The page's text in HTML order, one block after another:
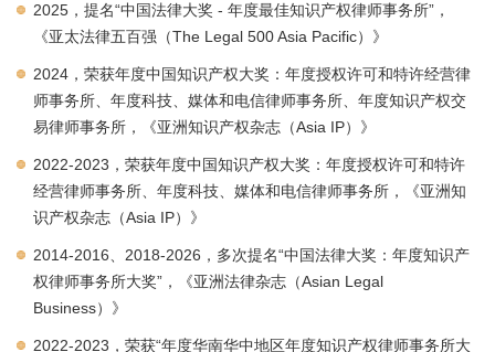
2025，提名“中国法律大奖 - 年度最佳知识产权律师事务所”，
《亚太法律五百强（The Legal 500 Asia Pacific）》
2024，荣获年度中国知识产权大奖：年度授权许可和特许经营律
师事务所、年度科技、媒体和电信律师事务所、年度知识产权交
易律师事务所，《亚洲知识产权杂志（Asia IP）》
2022-2023，荣获年度中国知识产权大奖：年度授权许可和特许
经营律师事务所、年度科技、媒体和电信律师事务所，《亚洲知
识产权杂志（Asia IP）》
2014-2016、2018-2026，多次提名“中国法律大奖：年度知识产
权律师事务所大奖”，《亚洲法律杂志（Asian Legal
Business）》
2022-2023，荣获“年度华南华中地区年度知识产权律师事务所大